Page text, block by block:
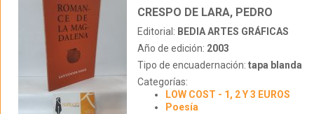
CRESPO DE LARA, PEDRO
Editorial: BEDIA ARTES GRÁFICAS
Año de edición: 2003
Tipo de encuadernación: tapa blanda
Categorías:
LOW COST - 1, 2 Y 3 EUROS
Poesía